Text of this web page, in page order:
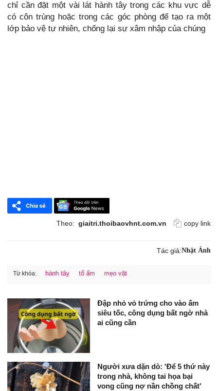
chỉ cần đặt một vài lát hành tây trong các khu vực dễ
có côn trùng hoặc trong các góc phòng để tạo ra một
lớp bảo vệ tự nhiên, chống lại sự xâm nhập của chúng
Theo: giaitri.thoibaovhnt.com.vn copy link
Tác giả:Nhật Ánh
Từ khóa: hành tây tổ ấm mẹo vặt
Đập nhỏ vỏ trứng cho vào ấm
siêu tốc, công dụng bất ngờ nhà
ai cũng cần
Người xưa dặn dò: 'Để 5 thứ này
trong nhà, không tai họa bại
vong cũng nợ nần chồng chất'